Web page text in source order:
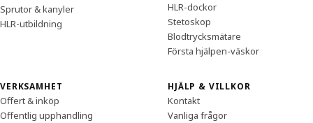
Sprutor & kanyler
HLR-utbildning
HLR-dockor
Stetoskop
Blodtrycksmätare
Första hjälpen-väskor
VERKSAMHET
Offert & inköp
Offentlig upphandling
HJÄLP & VILLKOR
Kontakt
Vanliga frågor